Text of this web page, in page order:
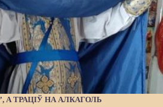
А ТРАЦІЎ НА АЛКАГОЛЬ